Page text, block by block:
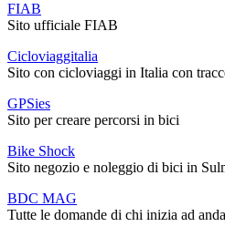
FIAB
Sito ufficiale FIAB
Cicloviaggitalia
Sito con cicloviaggi in Italia con
GPSies
Sito per creare percorsi in bici
Bike Shock
Sito negozio e noleggio di bici in
BDC MAG
Tutte le domande di chi inizia ad